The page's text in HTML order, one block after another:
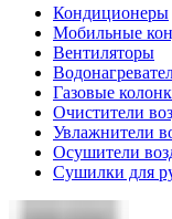
Кондиционеры
Мобильные
Вентиляторы
Газовые
Очистители
Увлажнители
Осушители
Сушилки для